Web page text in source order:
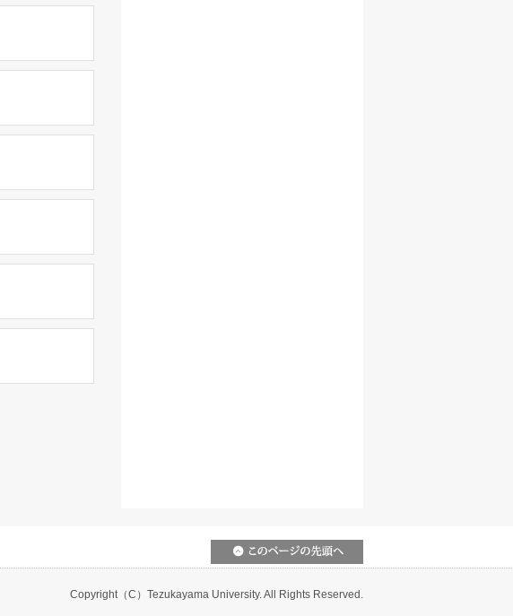
Copyright（C）Tezukayama University. All Rights Reserved.